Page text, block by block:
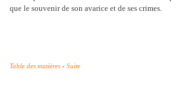
que le souvenir de son avarice et de ses crimes.
Table des matières - Suite